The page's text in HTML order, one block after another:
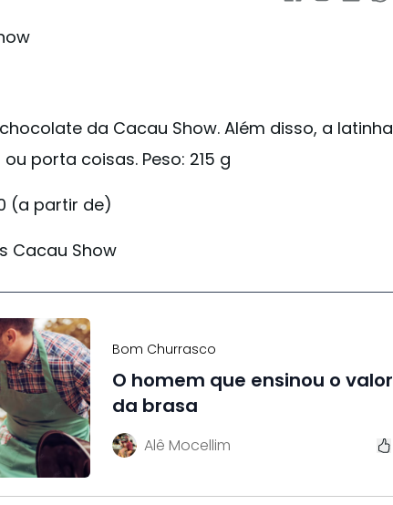
da Cacau Show. Além disso, a latinha
porta coisas. Peso: 215 g
(a partir de)
Cacau Show
Bom Churrasco
O homem que ensinou o valor
da brasa
Alê Mocellim